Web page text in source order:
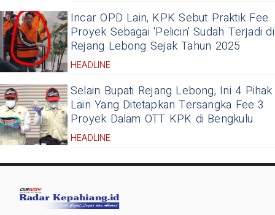
Incar OPD Lain, KPK Sebut Praktik Fee
Proyek Sebagai 'Pelicin' Sudah Terjadi di
Rejang Lebong Sejak Tahun 2025
HEADLINE
Selain Bupati Rejang Lebong, Ini 4 Pihak
Lain Yang Ditetapkan Tersangka Fee 3
Proyek Dalam OTT KPK di Bengkulu
HEADLINE